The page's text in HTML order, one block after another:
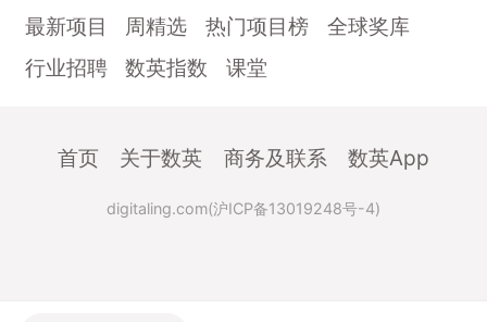
最新项目
周精选 热门项目榜
全球奖库
行业招聘
数英指数 课堂
首页 关于数英 商务及联系 数英App
digitaling.com(沪ICP备13019248号-4)